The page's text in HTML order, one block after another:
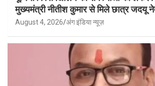
मुख्यमंत्री नीतीश कुमार से मिले छात्र जदयू
August 4, 2026 अंग इंडिया न्यूज़